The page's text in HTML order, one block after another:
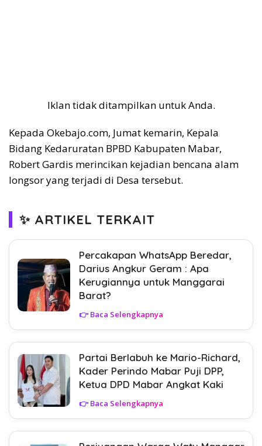
Iklan tidak ditampilkan untuk Anda.
Kepada Okebajo.com, Jumat kemarin, Kepala
Bidang Kedaruratan BPBD Kabupaten Mabar,
Robert Gardis merincikan kejadian bencana alam
longsor yang terjadi di Desa tersebut.
✨ ARTIKEL TERKAIT
Percakapan WhatsApp Beredar,
Darius Angkur Geram : Apa
Kerugiannya untuk Manggarai
Barat?
👉 Baca Selengkapnya
Partai Berlabuh ke Mario-Richard,
Kader Perindo Mabar Puji DPP,
Ketua DPD Mabar Angkat Kaki
👉 Baca Selengkapnya